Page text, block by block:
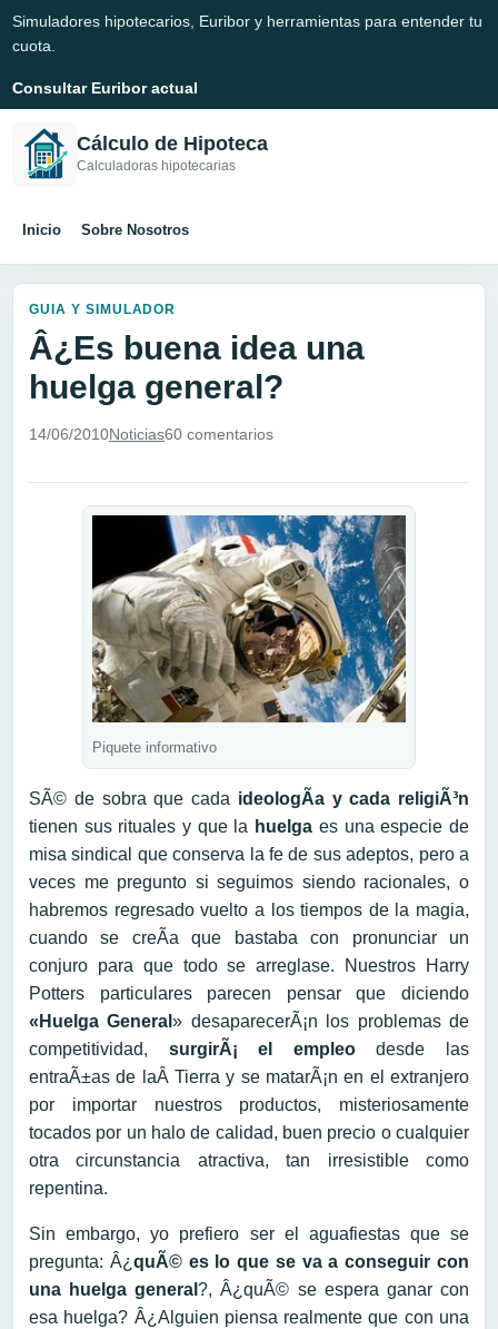
Simuladores hipotecarios, Euribor y herramientas para entender tu
cuota.
Consultar Euribor actual
Cálculo de Hipoteca
Calculadoras hipotecarias
Inicio Sobre Nosotros
GUIA Y SIMULADOR
Â¿Es buena idea una
huelga general?
14/06/2010Noticias60 comentarios
Piquete informativo
SÃ© de sobra que cada ideologÃ­a y cada religiÃ³n
tienen sus rituales y que la huelga es una especie de
misa sindical que conserva la fe de sus adeptos, pero a
veces me pregunto si seguimos siendo racionales, o
habremos regresado vuelto a los tiempos de la magia,
cuando se creÃ­a que bastaba con pronunciar un
conjuro para que todo se arreglase. Nuestros Harry
Potters particulares parecen pensar que diciendo
«Huelga General» desaparecerÃ¡n los problemas de
competitividad, surgirÃ¡ el empleodesde las
entraÃ±as de laÂ Tierra y se matarÃ¡n en el extranjero
por importar nuestros productos, misteriosamente
tocados por un halo de calidad, buen precio o cualquier
otra circunstancia atractiva, tan irresistible como
repentina.
Sin embargo, yo prefiero ser el aguafiestas que se
pregunta: Â¿ quÃ© es lo que se va a conseguir con
una huelga general?, Â¿quÃ© se espera ganar con
esa huelga? Â¿Alguien piensa realmente que con una